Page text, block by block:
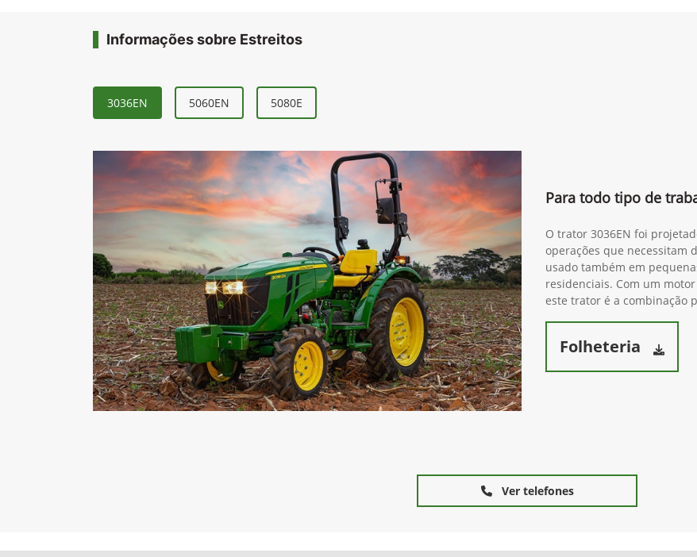
Informações sobre Estreitos
3036EN 5060EN 5080E
Para todo tipo de
O trator 3036EN foi
operações que necessitam
usado também em
residenciais. Com um
este trator é a combinação
Folheteria
Ver telefones